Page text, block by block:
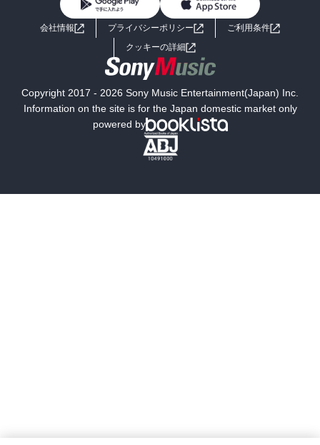
ライトノベル 男子向けラノベ
小説
海外小説
ミステリー SF
文学
芸術・アート 映画・音楽・演劇
よくあるご質問 お問い合わせ
会社情報 プライバシーポリシー
ご利用条件
クッキーの詳細
Copyright 2017 - 2026 Sony Music Entertainment(Japan) Inc.
Information on the site is for the Japan domestic market only
powered by